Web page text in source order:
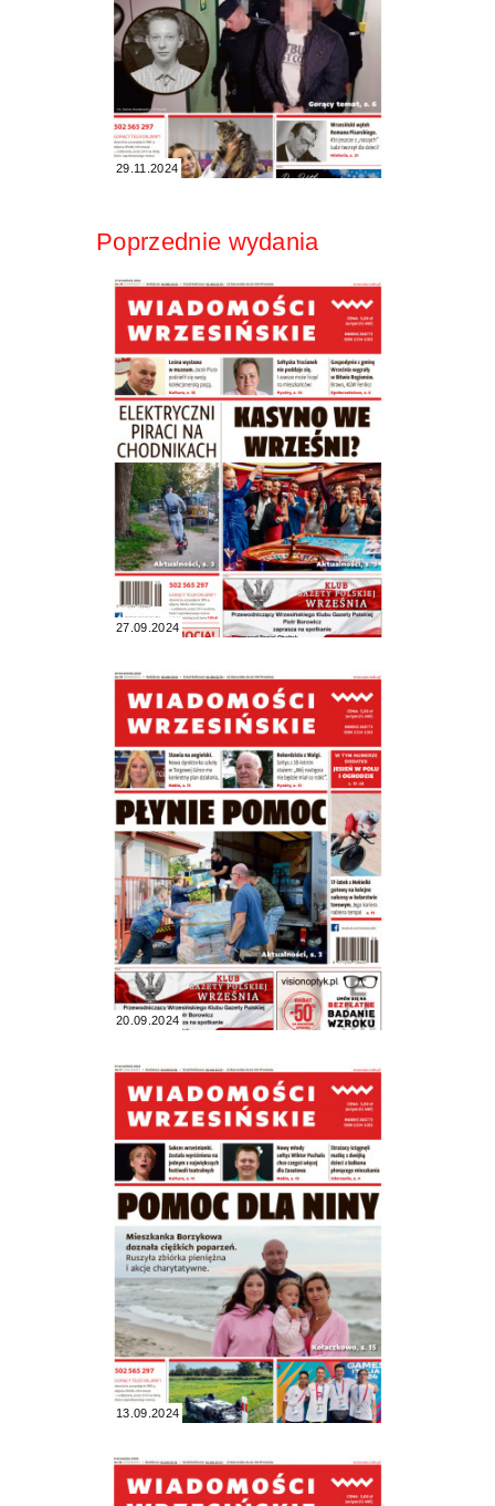
29.11.2024
Poprzednie wydania
27.09.2024
20.09.2024
13.09.2024